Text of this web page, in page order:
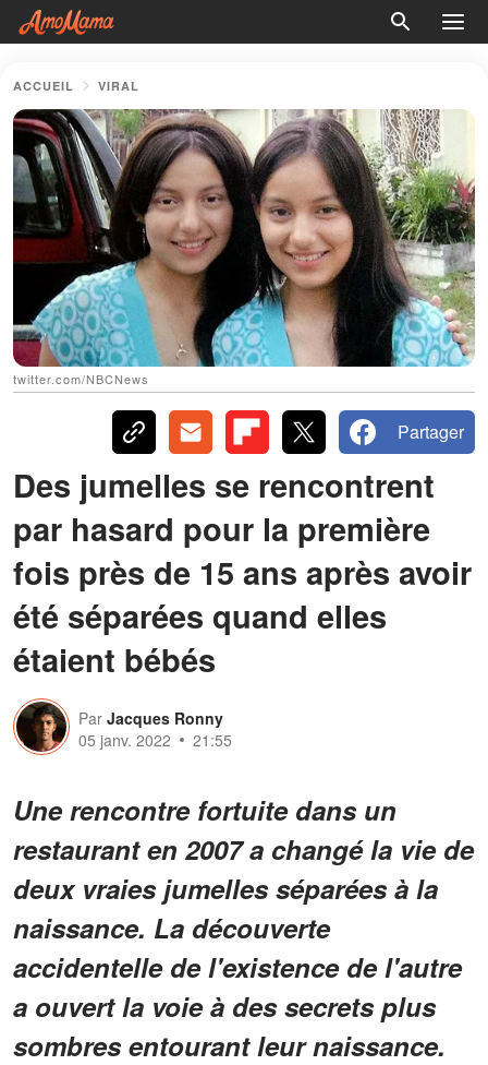
ACCUEIL VIRAL
twitter.com/NBCNews
Partager
Des jumelles se rencontrent
par hasard pour la première
fois près de 15 ans après avoir
été séparées quand elles
étaient bébés
Par Jacques Ronny
05 janv. 2022
21:55
Une rencontre fortuite dans un
restaurant en 2007 a changé la vie de
deux vraies jumelles séparées à la
naissance. La découverte
accidentelle de l'existence de l'autre
a ouvert la voie à des secrets plus
sombres entourant leur naissance.